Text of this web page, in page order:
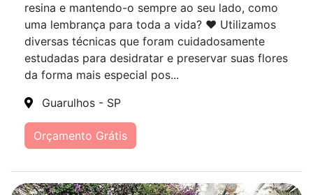
resina e mantendo-o sempre ao seu lado, como
uma lembrança para toda a vida? ♥️ Utilizamos
diversas técnicas que foram cuidadosamente
estudadas para desidratar e preservar suas flores
da forma mais especial pos...
Guarulhos - SP
Orçamento Grátis